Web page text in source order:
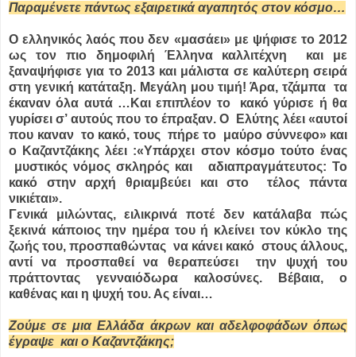
Παραμένετε πάντως εξαιρετικά αγαπητός στον κόσμο…
Ο ελληνικός λαός που δεν «μασάει» με ψήφισε το 2012
ως τον πιο δημοφιλή Έλληνα καλλιτέχνη και με
ξαναψήφισε για το 2013 και μάλιστα σε καλύτερη σειρά
στη γενική κατάταξη. Μεγάλη μου τιμή! Άρα, τζάμπα τα
έκαναν όλα αυτά …Και επιπλέον το κακό γύρισε ή θα
γυρίσει σ’ αυτούς που το έπραξαν. Ο Ελύτης λέει «αυτοί
που καναν το κακό, τους πήρε το μαύρο σύννεφο» και
ο Καζαντζάκης λέει :«Υπάρχει στον κόσμο τούτο ένας
μυστικός νόμος σκληρός και αδιαπραγμάτευτος: Το
κακό στην αρχή θριαμβεύει και στο τέλος πάντα
νικιέται».
Γενικά μιλώντας, ειλικρινά ποτέ δεν κατάλαβα πώς
ξεκινά κάποιος την ημέρα του ή κλείνει τον κύκλο της
ζωής του, προσπαθώντας να κάνει κακό στους άλλους,
αντί να προσπαθεί να θεραπεύσει την ψυχή του
πράττοντας γενναιόδωρα καλοσύνες. Βέβαια, ο
καθένας και η ψυχή του. Ας είναι…
Ζούμε σε μια Ελλάδα άκρων και αδελφοφάδων όπως
έγραψε και ο Καζαντζάκης;